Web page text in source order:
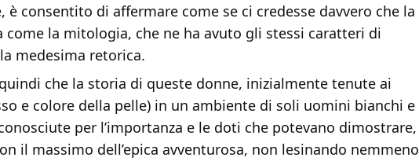
è consentito di affermare come se ci credesse davvero che la
come la mitologia, che ne ha avuto gli stessi caratteri di
medesima retorica.
che la storia di queste donne, inizialmente tenute ai
e colore della pelle) in un ambiente di soli uomini bianchi e
per l’importanza e le doti che potevano dimostrare,
il massimo dell’epica avventurosa, non lesinando nemmeno